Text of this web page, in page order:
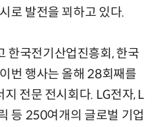
로 발전을 꾀하고 있다.
한국전기산업진흥회, 한국
번 행사는 올해 28회째를
전문 전시회다. LG전자, L
등 250여개의 글로벌 기업